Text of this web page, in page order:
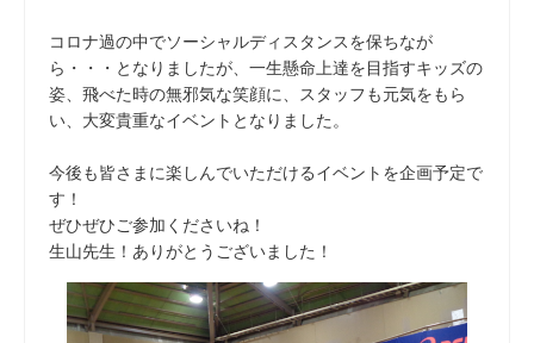
コロナ過の中でソーシャルディスタンスを保ちなが
ら・・・となりましたが、一生懸命上達を目指すキッズの
姿、飛べた時の無邪気な笑顔に、スタッフも元気をもら
い、大変貴重なイベントとなりました。
今後も皆さまに楽しんでいただけるイベントを企画予定で
す！
ぜひぜひご参加くださいね！
生山先生！ありがとうございました！